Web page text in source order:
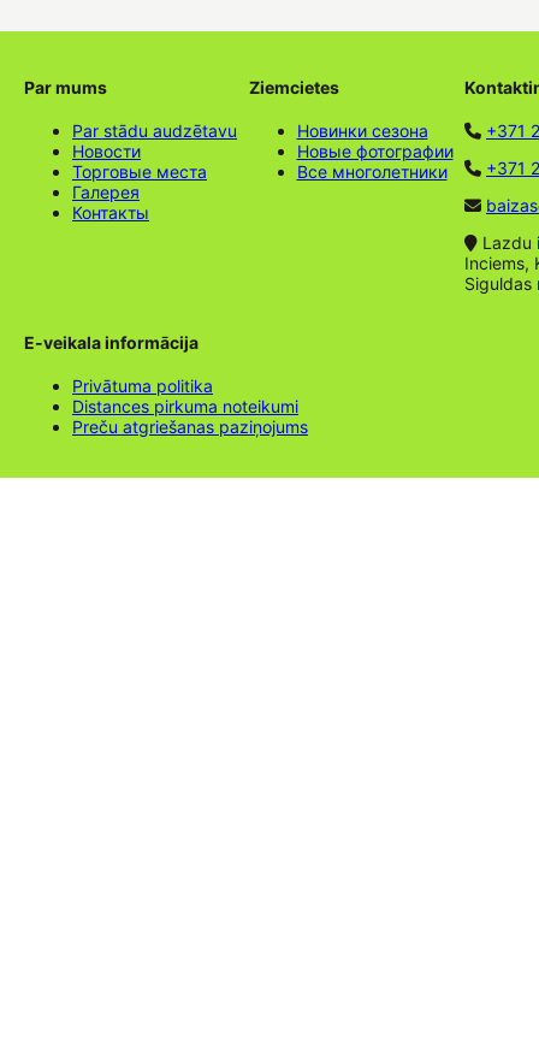
Par mums
Par stādu audzētavu
Новости
Торговые места
Галерея
Контакты
Ziemcietes
Новинки сезона
Новые фотографии
Все многолетники
+371
+371
Lazdu
Inciems,
Siguldas
E-veikala informācija
Privātuma politika
Distances pirkuma noteikumi
Preču atgriešanas paziņojums